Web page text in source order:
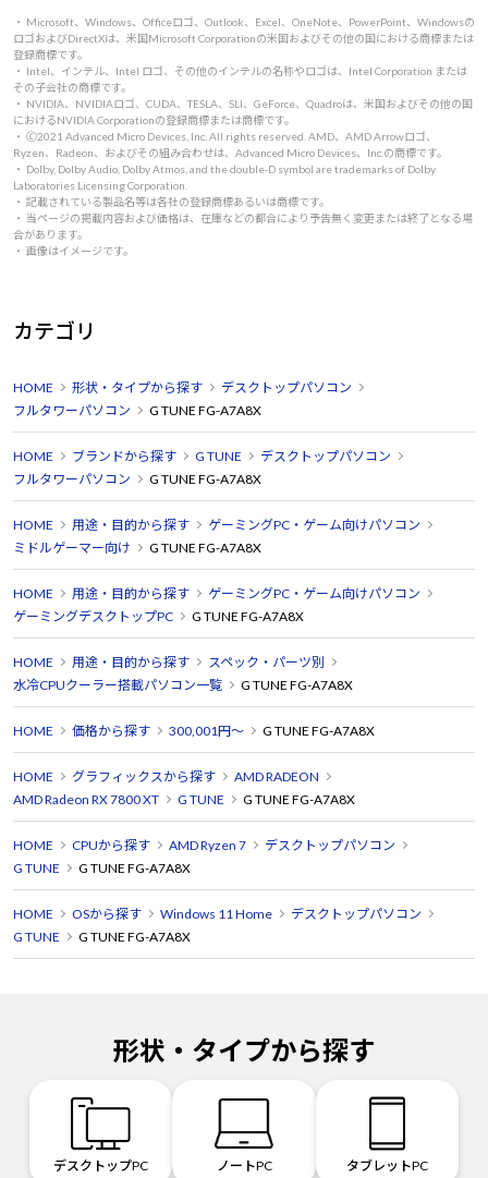
・ Microsoft、Windows、Officeロゴ、Outlook、Excel、OneNote、PowerPoint、Windowsの
ロゴおよびDirectXは、米国Microsoft Corporationの米国およびその他の国における商標または
登録商標です。
・ Intel、インテル、Intel ロゴ、その他のインテルの名称やロゴは、Intel Corporation または
その子会社の商標です。
・ NVIDIA、NVIDIAロゴ、CUDA、TESLA、SLI、GeForce、Quadroは、米国およびその他の国
におけるNVIDIA Corporationの登録商標または商標です。
・ 🄫2021 Advanced Micro Devices, Inc. All rights reserved. AMD、AMD Arrowロゴ、
Ryzen、Radeon、およびその組み合わせは、Advanced Micro Devices、Inc.の商標です。
・ Dolby, Dolby Audio, Dolby Atmos, and the double-D symbol are trademarks of Dolby
Laboratories Licensing Corporation.
・ 記載されている製品名等は各社の登録商標あるいは商標です。
・ 当ページの掲載内容および価格は、在庫などの都合により予告無く変更または終了となる場
合があります。
・ 画像はイメージです。
カテゴリ
HOME 形状・タイプから探す
デスクトップパソコン
フルタワーパソコン
G TUNE FG-A7A8X
HOME ブランドから探す G TUNE
デスクトップパソコン
フルタワーパソコン
G TUNE FG-A7A8X
HOME 用途・目的から探す
ゲーミングPC・ゲーム向けパソコン
ミドルゲーマー向け
G TUNE FG-A7A8X
HOME 用途・目的から探す
ゲーミングPC・ゲーム向けパソコン
ゲーミングデスクトップPC
G TUNE FG-A7A8X
HOME 用途・目的から探す
スペック・パーツ別
水冷CPUクーラー搭載パソコン一覧
G TUNE FG-A7A8X
HOME 価格から探す 300,001円～ G TUNE FG-A7A8X
HOME グラフィックスから探す
AMD RADEON
AMD Radeon RX 7800 XT
G TUNE G TUNE FG-A7A8X
HOME CPUから探す AMD Ryzen 7
デスクトップパソコン
G TUNE
G TUNE FG-A7A8X
HOME OSから探す Windows 11 Home
デスクトップパソコン
G TUNE
G TUNE FG-A7A8X
形状・タイプから探す
デスクトップPC ノートPC タブレットPC